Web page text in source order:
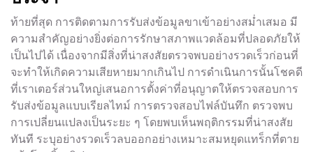
ท้ายที่สุด การติดตามการรับส่งข้อมูลขาเข้าอย่างสม่ำเสมอ มี
ความสำคัญอย่างยิ่งต่อการรักษาสภาพแวดล้อมที่ปลอดภัยให้
เป็นไปได้ เนื่องจากมีสิ่งที่น่าสงสัยตรวจพบอย่างรวดเร็วก่อนที่
จะทำให้เกิดความเสียหายมากเกินไป การดำเนินการนั้นโชคดี
ที่เราเตอร์ส่วนใหญ่เสนอการตั้งค่าที่อนุญาตให้ตรวจสอบการ
รับส่งข้อมูลแบบเรียลไทม์ การตรวจสอบไฟล์บันทึก ตรวจพบ
การเปลี่ยนแปลงเป็นระยะ ๆ โดยพบเห็นพฤติกรรมที่น่าสงสัย
ทันที ระบุอย่างรวดเร็วลบออกอย่างเหมาะสมหยุดแทร็กที่ตาย